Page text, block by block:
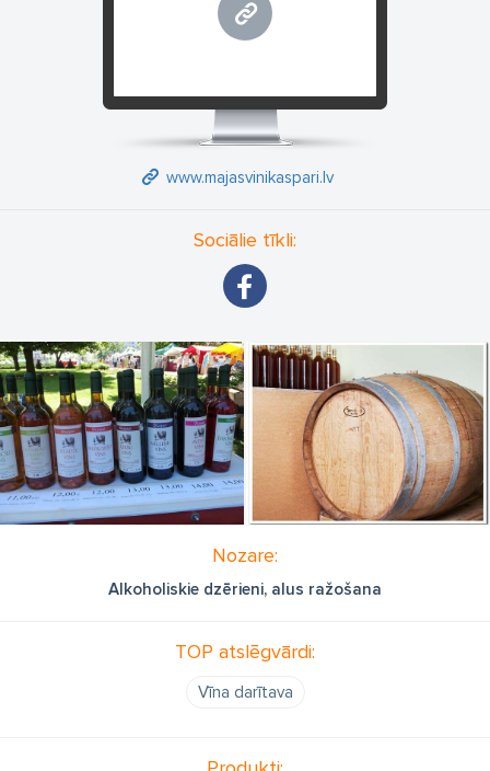
www.majasvinikaspari.lv
Sociālie tīkli:
Nozare:
Alkoholiskie dzērieni, alus ražošana
TOP atslēgvārdi:
Vīna darītava